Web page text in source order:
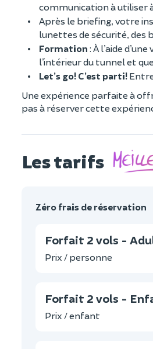
communication à utiliser
Après le briefing, votre
lunettes de sécurité, des
Formation : À l’aide
l’intérieur du tunnel et
Let’s go! C’est parti!
Une expérience parfaite à
pas à réserver cette
Les tarifs
Zéro frais de réservation
Forfait 2 vols -
Prix / personne
Forfait 2 vols -
Prix / enfant